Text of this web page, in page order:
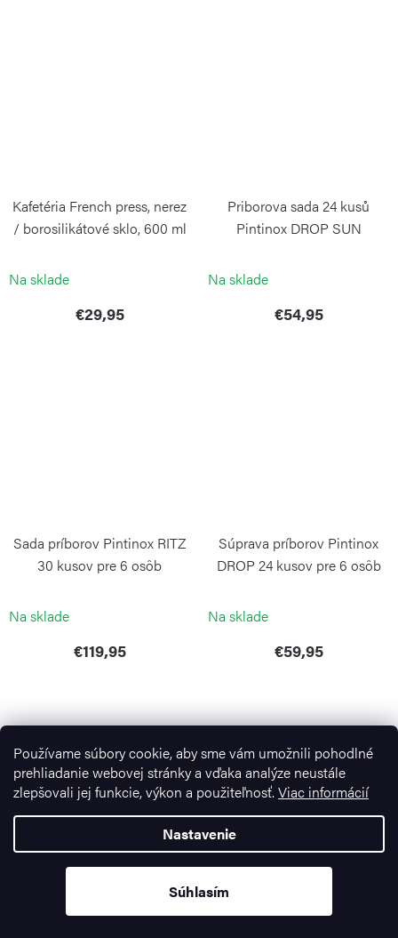
Používame súbory cookie, aby sme vám umožnili pohodlné
prehliadanie webovej stránky a vďaka analýze neustále
zlepšovali jej funkcie, výkon a použiteľnosť. Viac informácií
Nastavenie
Súhlasím
Kafetéria French press, nerez
/ borosilikátové sklo, 600 ml
Na sklade
€29,95
Priborova sada 24 kusů
Pintinox DROP SUN
Na sklade
€54,95
Sada príborov Pintinox RITZ
30 kusov pre 6 osôb
Na sklade
€119,95
Súprava príborov Pintinox
DROP 24 kusov pre 6 osôb
Na sklade
€59,95
DROP CARBON 24 ks pre 6